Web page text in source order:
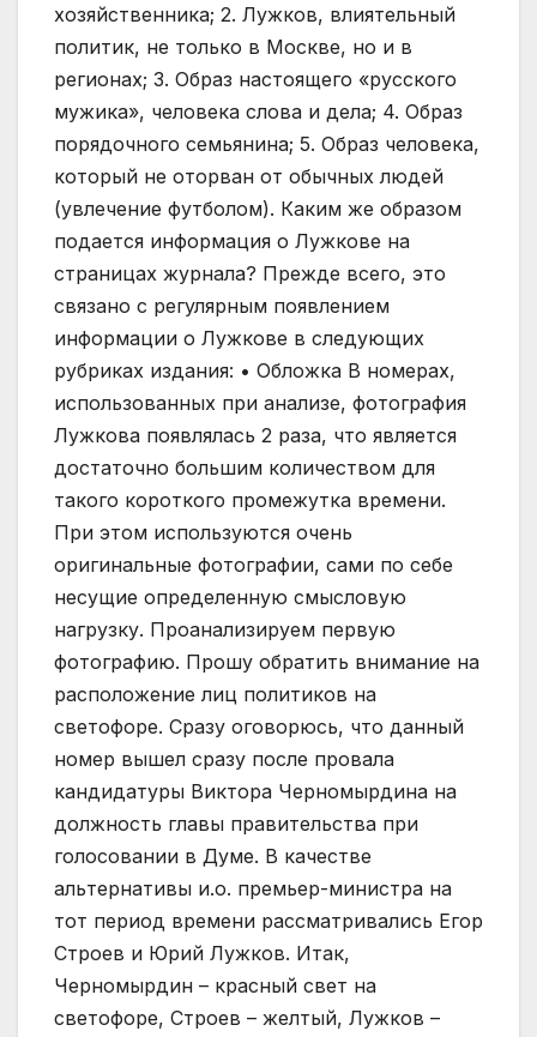
хозяйственника; 2. Лужков, влиятельный
политик, не только в Москве, но и в
регионах; 3. Образ настоящего «русского
мужика», человека слова и дела; 4. Образ
порядочного семьянина; 5. Образ человека,
который не оторван от обычных людей
(увлечение футболом). Каким же образом
подается информация о Лужкове на
страницах журнала? Прежде всего, это
связано с регулярным появлением
информации о Лужкове в следующих
рубриках издания: • Обложка В номерах,
использованных при анализе, фотография
Лужкова появлялась 2 раза, что является
достаточно большим количеством для
такого короткого промежутка времени.
При этом используются очень
оригинальные фотографии, сами по себе
несущие определенную смысловую
нагрузку. Проанализируем первую
фотографию. Прошу обратить внимание на
расположение лиц политиков на
светофоре. Сразу оговорюсь, что данный
номер вышел сразу после провала
кандидатуры Виктора Черномырдина на
должность главы правительства при
голосовании в Думе. В качестве
альтернативы и.о. премьер-министра на
тот период времени рассматривались Егор
Строев и Юрий Лужков. Итак,
Черномырдин – красный свет на
светофоре, Строев – желтый, Лужков –